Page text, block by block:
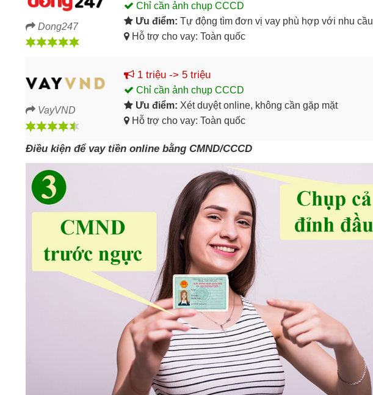
Dong247
Chỉ cần ảnh chụp CCCD
Ưu điểm: Tự động tìm đơn vị vay phù hợp với nhu cầu
Hỗ trợ cho vay: Toàn quốc
VayVND
1 triệu -> 5 triệu
Chỉ cần ảnh chụp CCCD
Ưu điểm: Xét duyệt online, không cần gặp mặt
Hỗ trợ cho vay: Toàn quốc
Điều kiện để vay tiền online bằng CMND/CCCD